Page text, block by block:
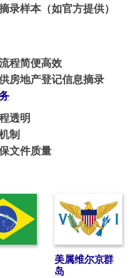
录样本（如官方提供）
程简便高效
房地产登记信息摘录
透明
制
文件质量
美属维尔京群
岛